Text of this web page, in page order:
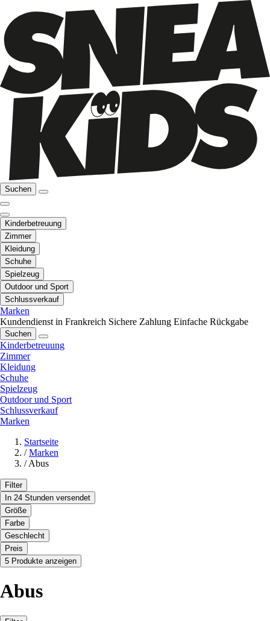
Suchen
Kinderbetreuung
Zimmer
Kleidung
Schuhe
Spielzeug
Outdoor und Sport
Schlussverkauf
Marken
Kundendienst in Frankreich Sichere Zahlung Einfache Rückgabe
Suchen
Kinderbetreuung
Zimmer
Kleidung
Schuhe
Spielzeug
Outdoor und Sport
Schlussverkauf
Marken
Startseite
/ Marken
/ Abus
Filter
In 24 Stunden versendet
Größe
Farbe
Geschlecht
Preis
5 Produkte anzeigen
Abus